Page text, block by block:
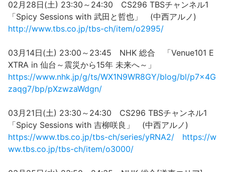
02月28日(土) 23:30～24:30 CS296 TBSチャンネル1
「Spicy Sessions with 武田と哲也」 (中西アルノ)
http://www.tbs.co.jp/tbs-ch/item/o2995/
03月14日(土) 23:00～23:45 NHK 総合 「Venue101 E
XTRA in 仙台～震災から15年 未来へ～」
https://www.nhk.jp/g/ts/WX1N9WR8GY/blog/bl/p7x4G
zaqg7/bp/pXzwzaWdgn/
03月21日(土) 23:30～24:30 CS296 TBSチャンネル1
「Spicy Sessions with 吉柳咲良」 (中西アルノ)
https://www.tbs.co.jp/tbs-ch/series/yRNA2/
https://w
ww.tbs.co.jp/tbs-ch/item/o3000/